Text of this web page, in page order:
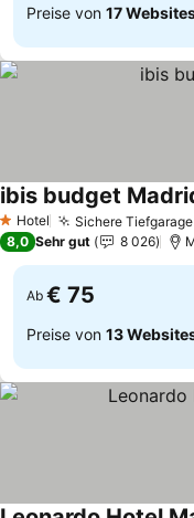
Preise von 17
1 Sterne
Hotel Sichere Tiefgarage
ibis budget
8,0 Sehr gut 8 026
Ab € 75
Preise von 13